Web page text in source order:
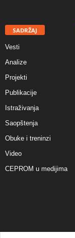
SADRŽAJ
Vesti
Analize
Projekti
Publikacije
Istraživanja
Saopštenja
Obuke i treninzi
Video
CEPROM u medijima